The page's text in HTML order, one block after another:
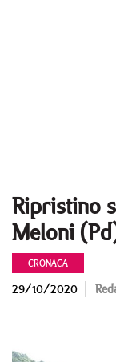
Ripristino
Meloni
CRONACA
29/10/2020